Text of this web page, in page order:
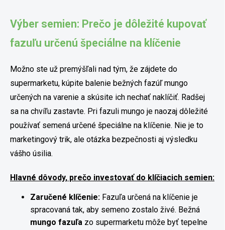
Výber semien: Prečo je dôležité kupovať
fazuľu určenú špeciálne na klíčenie
Možno ste už premýšľali nad tým, že zájdete do
supermarketu, kúpite balenie bežných fazúľ mungo
určených na varenie a skúsite ich nechať naklíčiť. Radšej
sa na chvíľu zastavte. Pri fazuli mungo je naozaj dôležité
používať semená určené špeciálne na klíčenie. Nie je to
marketingový trik, ale otázka bezpečnosti aj výsledku
vášho úsilia.
Hlavné dôvody, prečo investovať do klíčiacich semien:
Zaručené klíčenie: Fazuľa určená na klíčenie je
spracovaná tak, aby semeno zostalo živé. Bežná
mungo fazuľa zo supermarketu môže byť tepelne